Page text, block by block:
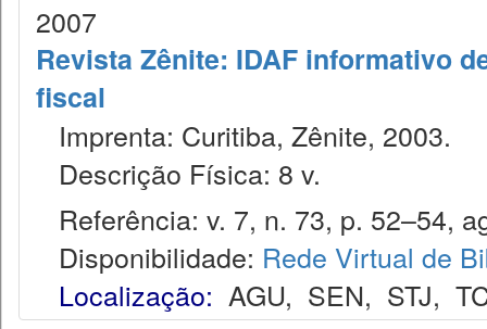
2007
Revista Zênite: IDAF informativo
fiscal
Imprenta: Curitiba, Zênite, 2003.
Descrição Física: 8 v.
Referência: v. 7, n. 73, p. 52–54,
Disponibilidade: Rede Virtual de
Localização: AGU, SEN, STJ,